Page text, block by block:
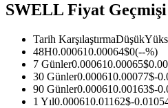
SWELL Fiyat Geçmişi
Tarih KarşılaştırmaDüşük
48H0.000610.00064$0(--%)
7 Günler0.000610.00065$
30 Günler0.000610.00077$-
90 Günler0.000610.00163$-
1 Yıl0.000610.01162$-